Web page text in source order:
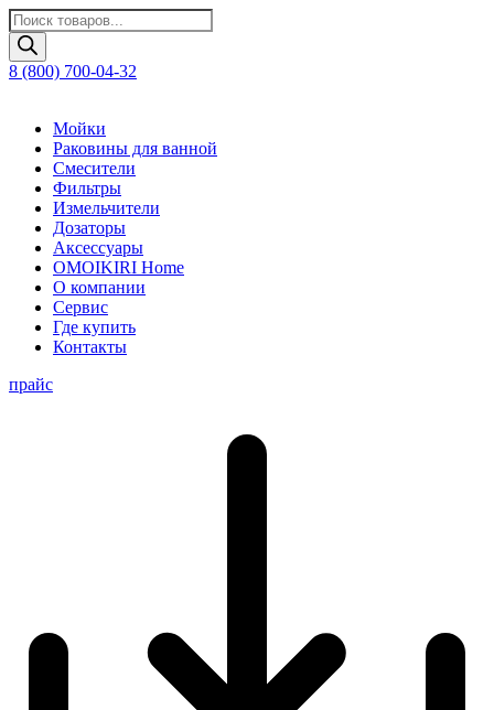
Поиск
товаров
8 (800) 700-04-32
Мойки
Раковины для ванной
Смесители
Фильтры
Измельчители
Дозаторы
Аксессуары
OMOIKIRI Home
О компании
Сервис
Где купить
Контакты
прайс